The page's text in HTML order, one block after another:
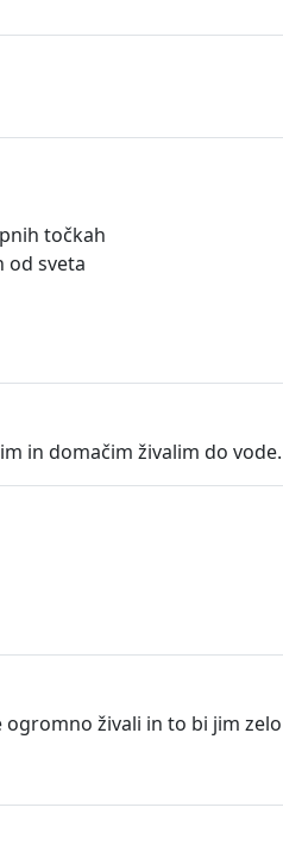
točkah
od sveta
in domačim živalim do vode.
živali in to bi jim